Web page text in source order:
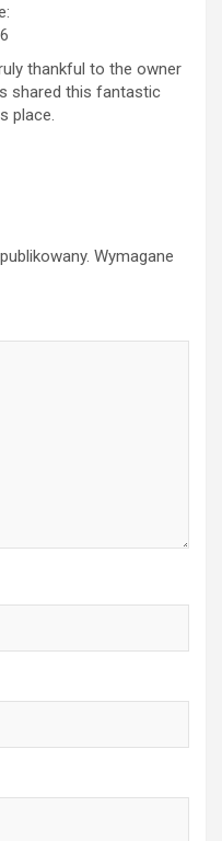
thankful to the owner
shared this fantastic
place.
Wymagane